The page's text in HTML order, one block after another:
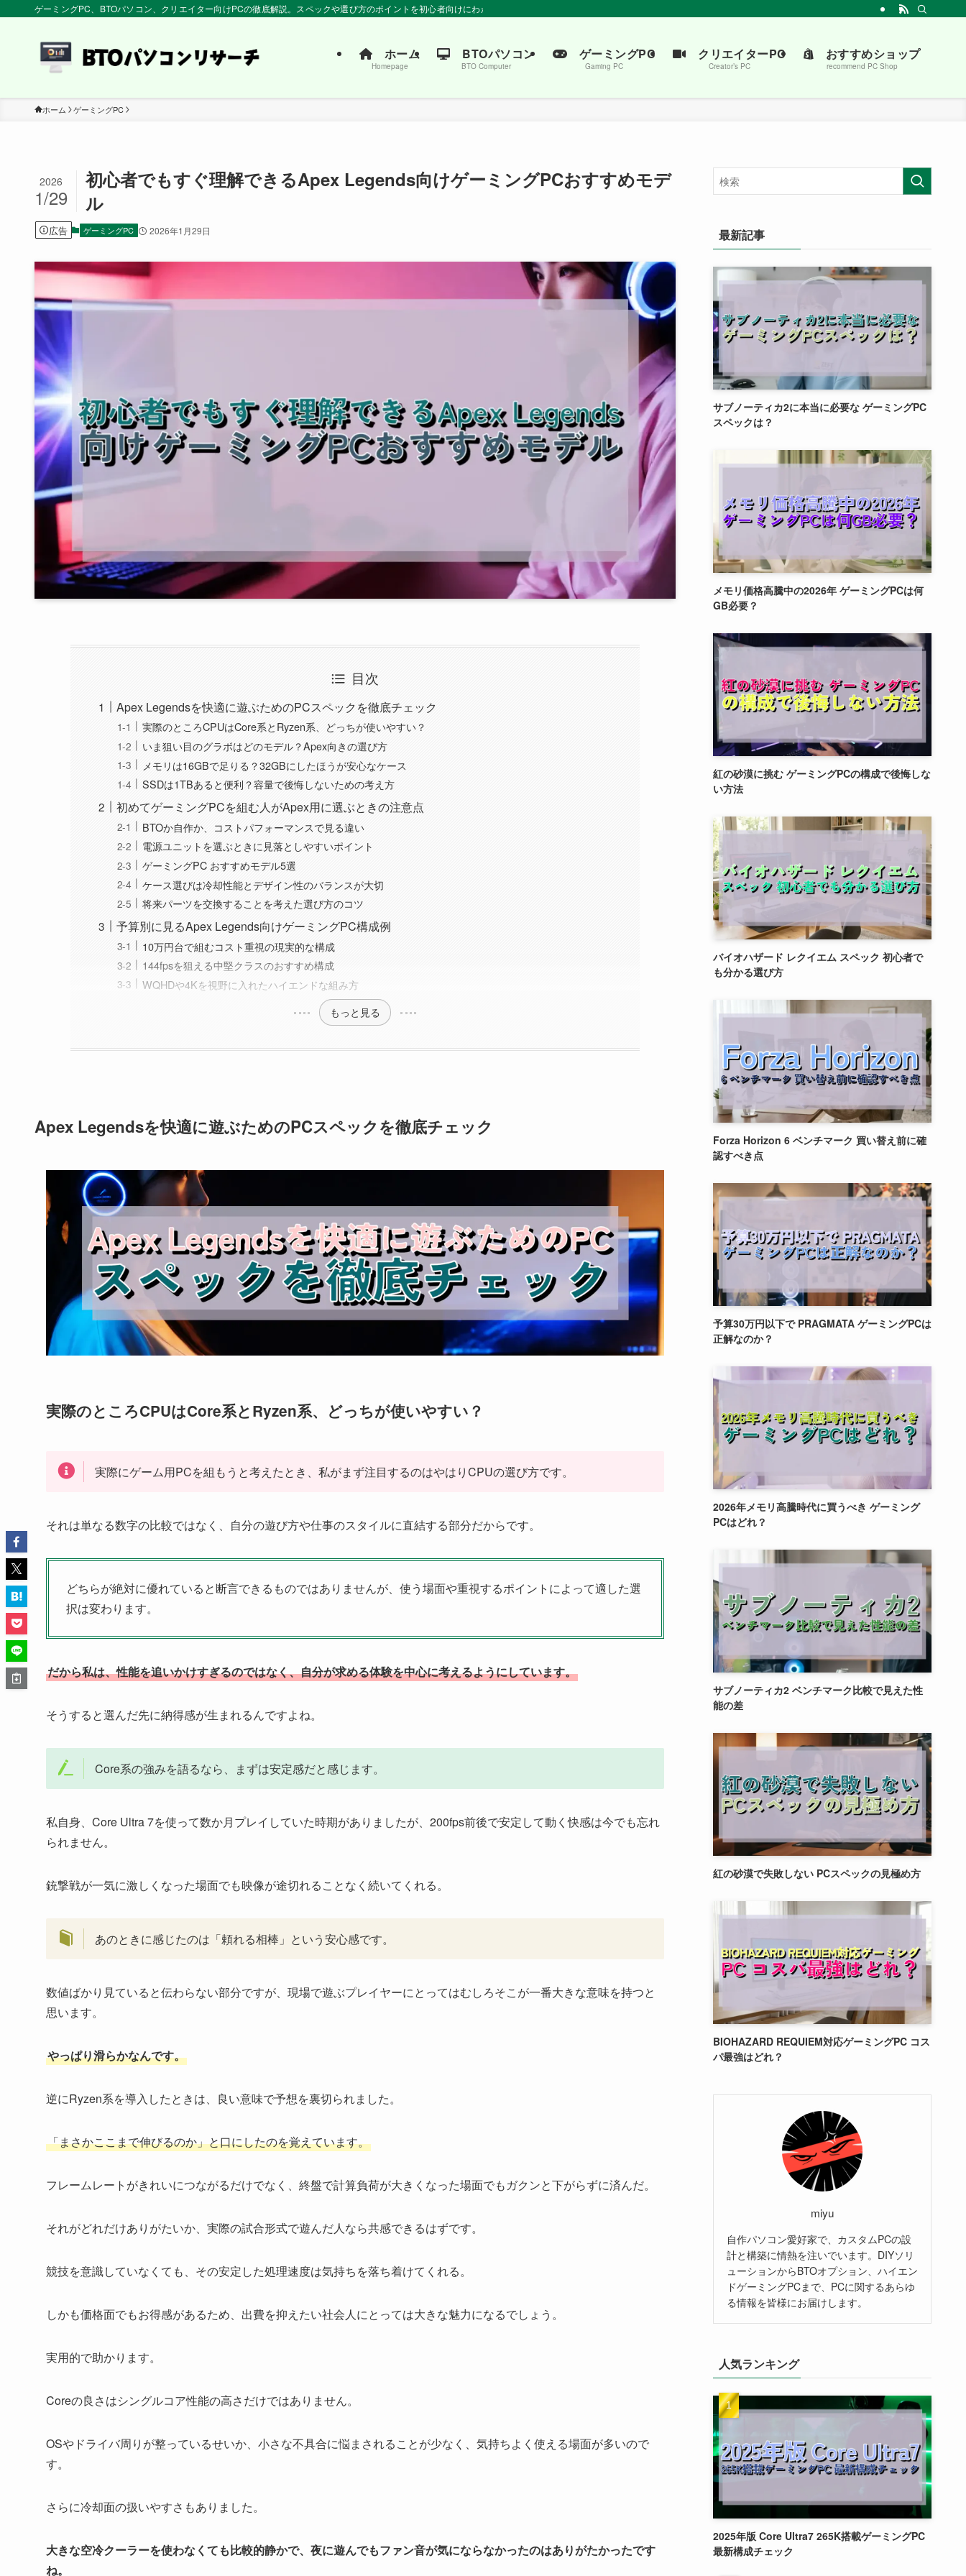
ゲーミングPC、BTOパソコン、クリエイター向けPCの徹底解説。スペックや選び方のポイントを初心者向けにわかりやすく解説。おすすめの商品もご紹介します。
ホーム
Homepage
BTOパソコン
BTO Computer
ゲーミングPC
Gaming PC
クリエイターPC
Creator’s PC
おすすめショップ
recommend PC Shop
ホーム ゲーミングPC
初心者でもすぐ理解できるApex Legends向けゲーミングPCおすすめモデ
ル
2026
1/29
広告 ゲーミングPC 2026年1月29日
目次
Apex Legendsを快適に遊ぶためのPCスペックを徹底チェック
実際のところCPUはCore系とRyzen系、どっちが使いやすい？
いま狙い目のグラボはどのモデル？Apex向きの選び方
メモリは16GBで足りる？32GBにしたほうが安心なケース
SSDは1TBあると便利？容量で後悔しないための考え方
初めてゲーミングPCを組む人がApex用に選ぶときの注意点
BTOか自作か、コストパフォーマンスで見る違い
電源ユニットを選ぶときに見落としやすいポイント
ゲーミングPC おすすめモデル5選
ケース選びは冷却性能とデザイン性のバランスが大切
将来パーツを交換することを考えた選び方のコツ
予算別に見るApex Legends向けゲーミングPC構成例
10万円台で組むコスト重視の現実的な構成
144fpsを狙える中堅クラスのおすすめ構成
WQHDや4Kを視野に入れたハイエンドな組み方
もっと見る
Apex Legendsを快適に遊ぶためのPCスペックを徹底チェック
実際のところCPUはCore系とRyzen系、どっちが使いやすい？
実際にゲーム用PCを組もうと考えたとき、私がまず注目するのはやはりCPUの選び方です。
それは単なる数字の比較ではなく、自分の遊び方や仕事のスタイルに直結する部分だからです。
どちらが絶対に優れていると断言できるものではありませんが、使う場面や重視するポイントによって適した選
択は変わります。
だから私は、性能を追いかけすぎるのではなく、自分が求める体験を中心に考えるようにしています。
そうすると選んだ先に納得感が生まれるんですよね。
Core系の強みを語るなら、まずは安定感だと感じます。
私自身、Core Ultra 7を使って数か月プレイしていた時期がありましたが、200fps前後で安定して動く快感は今でも忘れ
られません。
銃撃戦が一気に激しくなった場面でも映像が途切れることなく続いてくれる。
あのときに感じたのは「頼れる相棒」という安心感です。
数値ばかり見ていると伝わらない部分ですが、現場で遊ぶプレイヤーにとってはむしろそこが一番大きな意味を持つと
思います。
やっぱり滑らかなんです。
逆にRyzen系を導入したときは、良い意味で予想を裏切られました。
「まさかここまで伸びるのか」と口にしたのを覚えています。
フレームレートがきれいにつながるだけでなく、終盤で計算負荷が大きくなった場面でもガクンと下がらずに済んだ。
それがどれだけありがたいか、実際の試合形式で遊んだ人なら共感できるはずです。
競技を意識していなくても、その安定した処理速度は気持ちを落ち着けてくれる。
しかも価格面でもお得感があるため、出費を抑えたい社会人にとっては大きな魅力になるでしょう。
実用的で助かります。
Coreの良さはシングルコア性能の高さだけではありません。
OSやドライバ周りが整っているせいか、小さな不具合に悩まされることが少なく、気持ちよく使える場面が多いので
す。
さらに冷却面の扱いやすさもありました。
大きな空冷クーラーを使わなくても比較的静かで、夜に遊んでもファン音が気にならなかったのはありがたかったです
ね。
最新記事
サブノーティカ2に本当に必要な ゲーミングPC
スペックは？
メモリ価格高騰中の2026年 ゲーミングPCは何
GB必要？
紅の砂漠に挑む ゲーミングPCの構成で後悔しな
い方法
バイオハザード レクイエム スペック 初心者で
も分かる選び方
Forza Horizon 6 ベンチマーク 買い替え前に確
認すべき点
予算30万円以下で PRAGMATA ゲーミングPCは
正解なのか？
2026年メモリ高騰時代に買うべき ゲーミング
PCはどれ？
サブノーティカ2 ベンチマーク比較で見えた性
能の差
紅の砂漠で失敗しない PCスペックの見極め方
BIOHAZARD REQUIEM対応ゲーミングPC コス
パ最強はどれ？
miyu
自作パソコン愛好家で、カスタムPCの設
計と構築に情熱を注いでいます。DIYソリ
ューションからBTOオプション、ハイエン
ドゲーミングPCまで、PCに関するあらゆ
る情報を皆様にお届けします。
人気ランキング
2025年版 Core Ultra7 265K搭載ゲーミングPC
最新構成チェック